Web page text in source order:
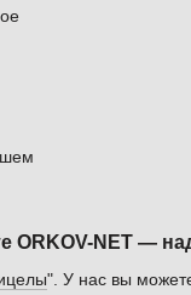
ORKOV-NET —
". У нас вы